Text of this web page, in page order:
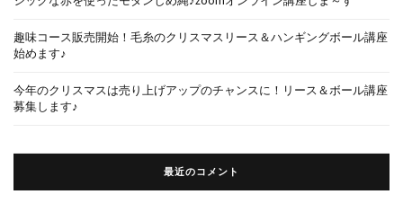
趣味コース販売開始！毛糸のクリスマスリース＆ハンギングボール講座
始めます♪
今年のクリスマスは売り上げアップのチャンスに！リース＆ボール講座
募集します♪
最近のコメント